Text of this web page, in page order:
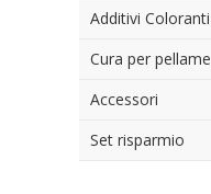
Additivi Coloranti
Cura per pellame
Accessori
Set risparmio